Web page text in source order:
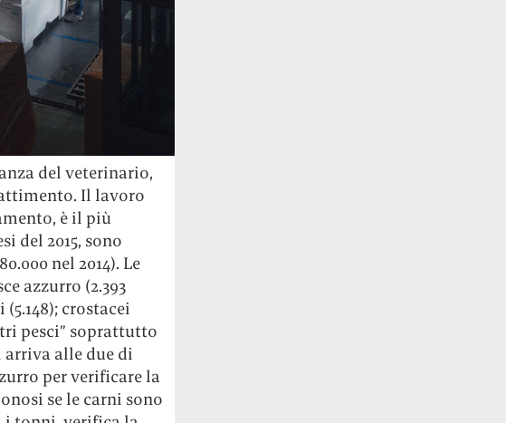
del veterinario,
Il lavoro
è il più
del 2015, sono
nel 2014). Le
azzurro (2.393
crostacei
pesci” soprattutto
alle due di
per verificare la
se le carni sono